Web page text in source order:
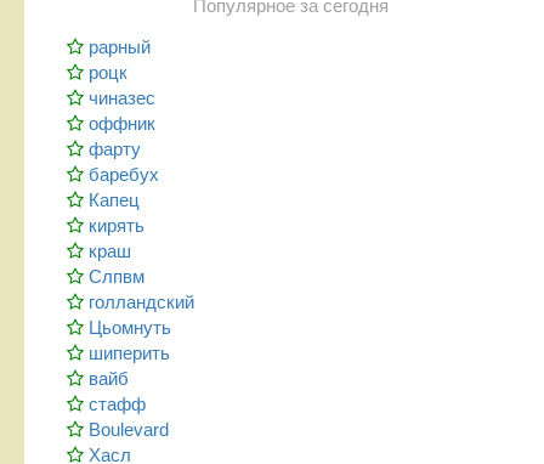
Популярное за сегодня
рарный
роцк
чиназес
оффник
фарту
баребух
Капец
кирять
краш
Слпвм
голландский
Цьомнуть
шиперить
вайб
стафф
Boulevard
Хасл